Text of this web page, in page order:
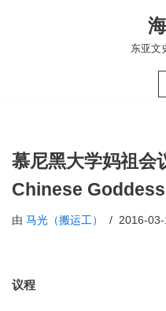
东亚文
慕尼黑大学妈祖会
Chinese
由 马光（搬运工） 2016-03-
议程